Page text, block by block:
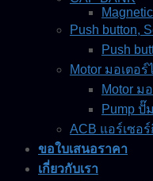
Push button,
Push
Motor มอเตอ
Motor ม
Pump ปั๊
ACB แอร์เซอร์
ขอใบเสนอราคา
เกี่ยวกับเรา